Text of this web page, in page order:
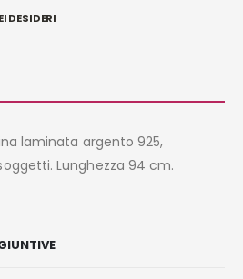
DESIDERI
laminata argento 925,
Lunghezza 94 cm.